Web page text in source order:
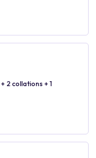
2 collations + 1